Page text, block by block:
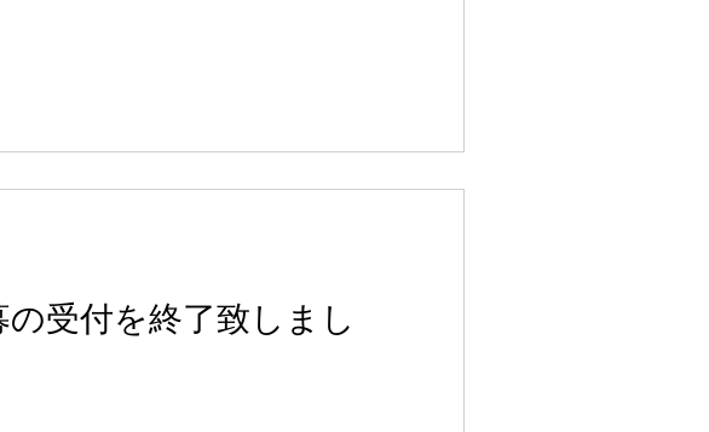
受付を終了致しまし